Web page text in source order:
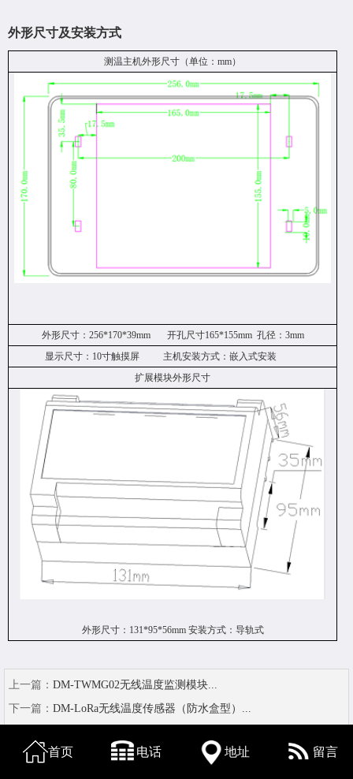
外形尺寸及安装方式
测温主机外形尺寸（单位： mm）
外形尺寸： 256*170*39mm 开孔尺寸165*155mm 孔径：3mm
显示尺寸： 10寸触摸屏
主机安装方式：嵌入式安装
扩展模块外形尺寸
外形尺寸： 131*95*56mm 安装方式：导轨式
上一篇： DM-TWMG02无线温度监测模块...
下一篇： DM-LoRa无线温度传感器（防水盒型）...
首页 电话 地址 留言